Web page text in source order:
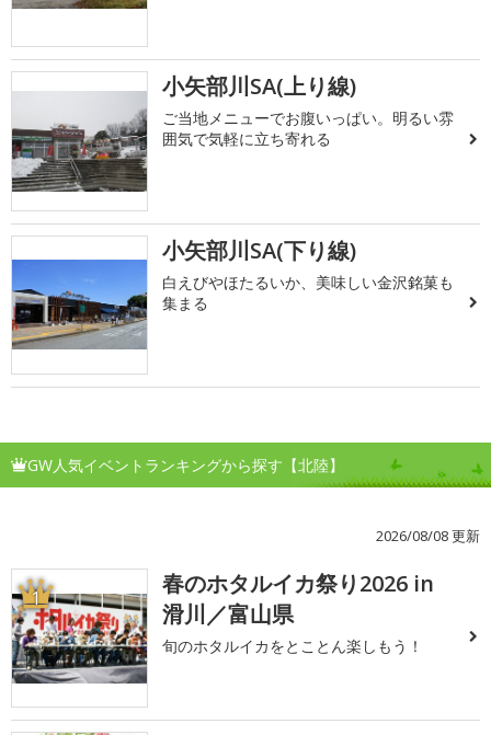
小矢部川SA(上り線)
ご当地メニューでお腹いっぱい。明るい雰
囲気で気軽に立ち寄れる
小矢部川SA(下り線)
白えびやほたるいか、美味しい金沢銘菓も
集まる
GW人気イベントランキングから探す【北陸】
2026/08/08 更新
1
春のホタルイカ祭り2026 in
滑川／富山県
旬のホタルイカをとことん楽しもう！